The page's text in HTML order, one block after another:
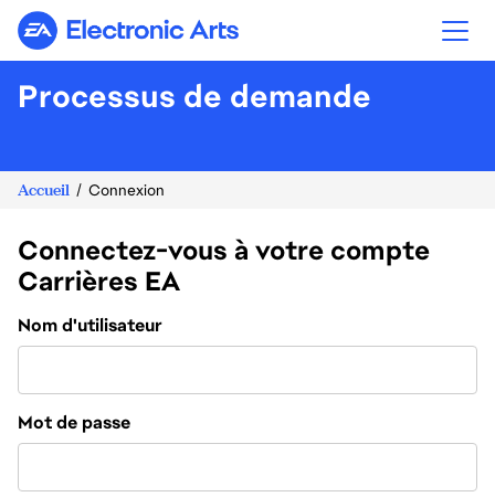
Electronic Arts
Processus de demande
Accueil Connexion
Connectez-vous à votre compte
Carrières EA
Connexion
Nom d'utilisateur
Mot de passe